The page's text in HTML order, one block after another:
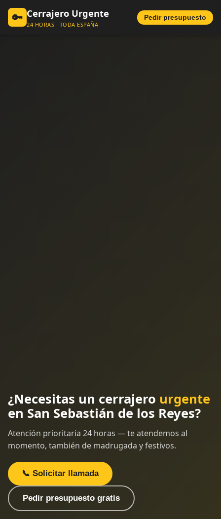
🔑 Cerrajero Urgente
24 HORAS · TODA ESPAÑA
Pedir presupuesto
¿Necesitas un cerrajero urgente
en San Sebastián de los Reyes?
Atención prioritaria 24 horas — te atendemos al
momento, también de madrugada y festivos.
📞 Solicitar llamada
Pedir presupuesto gratis